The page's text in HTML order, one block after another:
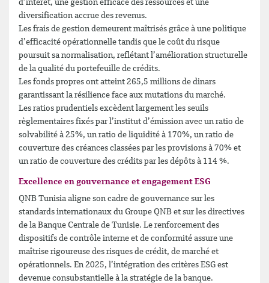
d’intérêt, une gestion efficace des ressources et une
diversification accrue des revenus.
Les frais de gestion demeurent maîtrisés grâce à une politique
d’efficacité opérationnelle tandis que le coût du risque
poursuit sa normalisation, reflétant l’amélioration structurelle
de la qualité du portefeuille de crédits.
Les fonds propres ont atteint 265,5 millions de dinars
garantissant la résilience face aux mutations du marché.
Les ratios prudentiels excèdent largement les seuils
règlementaires fixés par l’institut d’émission avec un ratio de
solvabilité à 25%, un ratio de liquidité à 170%, un ratio de
couverture des créances classées par les provisions à 70% et
un ratio de couverture des crédits par les dépôts à 114 %.
Excellence en gouvernance et engagement ESG
QNB Tunisia aligne son cadre de gouvernance sur les
standards internationaux du Groupe QNB et sur les directives
de la Banque Centrale de Tunisie. Le renforcement des
dispositifs de contrôle interne et de conformité assure une
maîtrise rigoureuse des risques de crédit, de marché et
opérationnels. En 2025, l’intégration des critères ESG est
devenue consubstantielle à la stratégie de la banque.